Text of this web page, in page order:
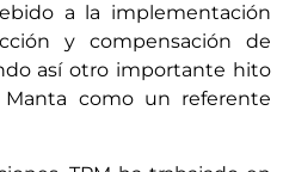
a la implementación
y compensación de
así otro importante hito
como un referente